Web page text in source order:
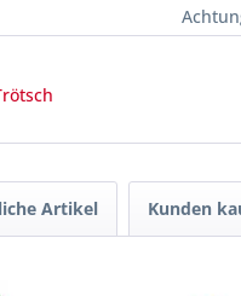
Artikel Kunden